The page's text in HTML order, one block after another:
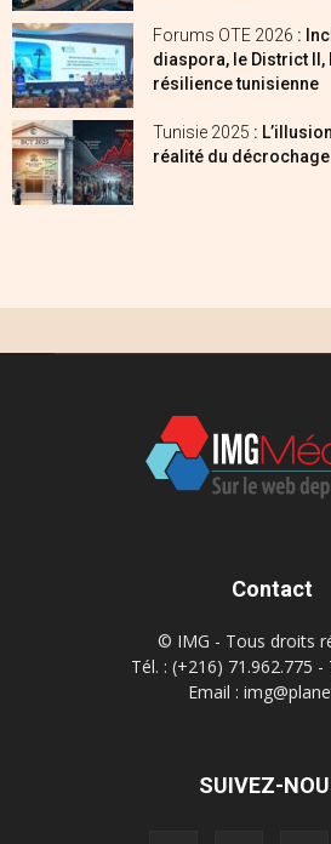
Forums OTE 2026 :
diaspora, le District
résilience tunisienne
Tunisie 2025 :
réalité du
Contact
© IMG - Tous droits
Tél. : (+216) 71.962.775 -
Email :
SUIVEZ-